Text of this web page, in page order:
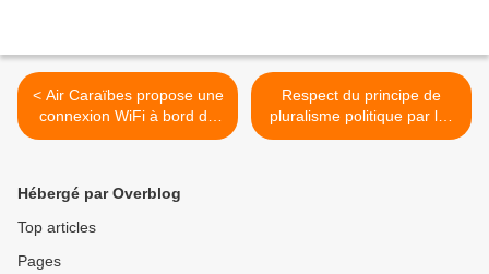
< Air Caraïbes propose une
connexion WiFi à bord de
sa flotte d'Airbus A350-900
Respect du principe de
pluralisme politique par les
médias audiovisuels
Hébergé par Overblog
Top articles
Pages